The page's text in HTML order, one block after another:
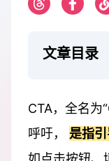
文章目录
CTA，全名为
呼吁， 是指